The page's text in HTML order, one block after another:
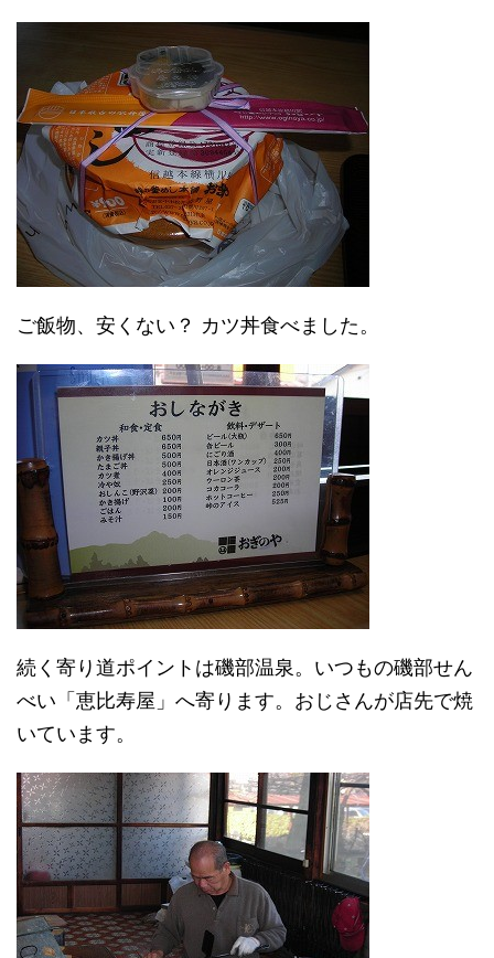
ご飯物、安くない？ カツ丼食べました。
続く寄り道ポイントは磯部温泉。いつもの磯部せん
べい「恵比寿屋」へ寄ります。おじさんが店先で焼
いています。